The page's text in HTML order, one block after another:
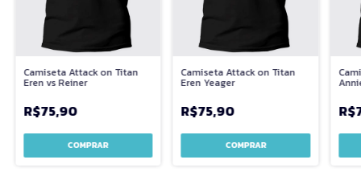
Camiseta Attack on Titan
Eren vs Reiner
R$75,90
COMPRAR
Camiseta Attack on Titan
Eren Yeager
R$75,90
COMPRAR